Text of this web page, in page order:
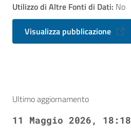
Utilizzo di Altre Fonti di Dati: No
Visualizza pubblicazione
Ultimo aggiornamento
11 Maggio 2026, 18:18